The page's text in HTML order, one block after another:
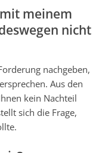
meinem
nicht
nachgeben,
Aus den
kein Nachteil
sich die Frage,